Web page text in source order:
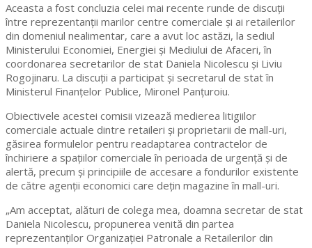
Aceasta a fost concluzia celei mai recente runde de discuții
între reprezentanții marilor centre comerciale și ai retailerilor
din domeniul nealimentar, care a avut loc astăzi, la sediul
Ministerului Economiei, Energiei şi Mediului de Afaceri, în
coordonarea secretarilor de stat Daniela Nicolescu și Liviu
Rogojinaru. La discuții a participat şi secretarul de stat în
Ministerul Finanţelor Publice, Mironel Panţuroiu.
Obiectivele acestei comisii vizează medierea litigiilor
comerciale actuale dintre retaileri şi proprietarii de mall-uri,
găsirea formulelor pentru readaptarea contractelor de
închiriere a spațiilor comerciale în perioada de urgență și de
alertă, precum și principiile de accesare a fondurilor existente
de către agenții economici care dețin magazine în mall-uri.
„Am acceptat, alături de colega mea, doamna secretar de stat
Daniela Nicolescu, propunerea venită din partea
reprezentanților Organizației Patronale a Retailerilor din